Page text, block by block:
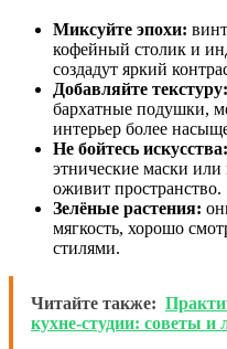
Миксуйте эпохи:
кофейный столик и
создадут яркий
Добавляйте текстуру:
бархатные подушки,
интерьер более
Не бойтесь искусства:
этнические маски
оживит пространство.
Зелёные растения:
мягкость, хорошо
стилями.
Читайте также:
кухне-студии: советы и